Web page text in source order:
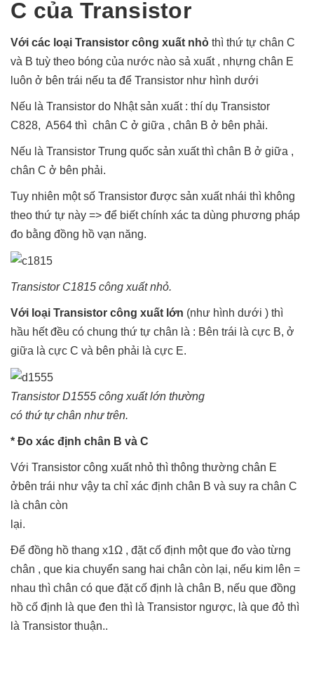
C của Transistor
Với các loại Transistor công xuất nhỏ thì thứ tự chân C
và B tuỳ theo bóng của nước nào sả xuất , nhựng chân E
luôn ở bên trái nếu ta để Transistor như hình dưới
Nếu là Transistor do Nhật sản xuất : thí dụ Transistor
C828, A564 thì chân C ở giữa , chân B ở bên phải.
Nếu là Transistor Trung quốc sản xuất thì chân B ở giữa ,
chân C ở bên phải.
Tuy nhiên một số Transistor được sản xuất nhái thì không
theo thứ tự này => để biết chính xác ta dùng phương pháp
đo bằng đồng hồ vạn năng.
Transistor C1815 công xuất nhỏ.
Với loại Transistor công xuất lớn (như hình dưới ) thì
hầu hết đều có chung thứ tự chân là : Bên trái là cực B, ở
giữa là cực C và bên phải là cực E.
Transistor D1555 công xuất lớn thường
có thứ tự chân như trên.
* Đo xác định chân B và C
Với Transistor công xuất nhỏ thì thông thường chân E
ởbên trái như vậy ta chỉ xác định chân B và suy ra chân C
là chân còn
lại.
Để đồng hồ thang x1Ω , đặt cố định một que đo vào từng
chân , que kia chuyển sang hai chân còn lại, nếu kim lên =
nhau thì chân có que đặt cố định là chân B, nếu que đồng
hồ cố định là que đen thì là Transistor ngược, là que đỏ thì
là Transistor thuận..